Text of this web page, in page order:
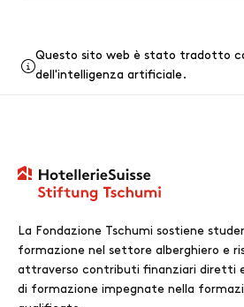
Questo sito web è stato tradotto
dell'intelligenza artificiale.
La Fondazione Tschumi sostiene
formazione nel settore alberghiero e
attraverso contributi finanziari diretti
di formazione impegnate nella